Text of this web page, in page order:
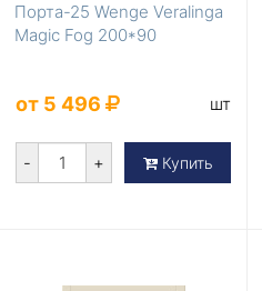
Порта-25 Wenge Veralinga
Magic Fog 200*90
от 5 496 шт
- + Купить